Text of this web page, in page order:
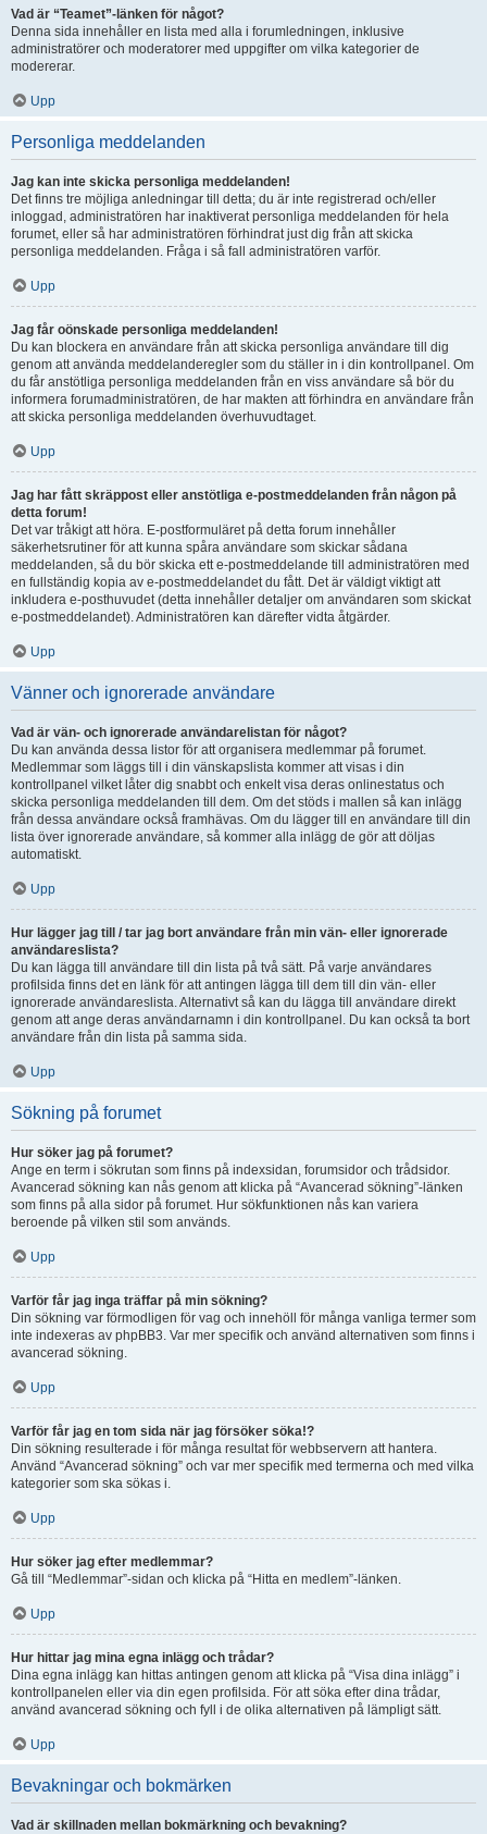
Vad är “Teamet”-länken för något?
Denna sida innehåller en lista med alla i forumledningen, inklusive
administratörer och moderatorer med uppgifter om vilka kategorier de
modererar.
Upp
Personliga meddelanden
Jag kan inte skicka personliga meddelanden!
Det finns tre möjliga anledningar till detta; du är inte registrerad och/eller
inloggad, administratören har inaktiverat personliga meddelanden för hela
forumet, eller så har administratören förhindrat just dig från att skicka
personliga meddelanden. Fråga i så fall administratören varför.
Upp
Jag får oönskade personliga meddelanden!
Du kan blockera en användare från att skicka personliga användare till dig
genom att använda meddelanderegler som du ställer in i din kontrollpanel. Om
du får anstötliga personliga meddelanden från en viss användare så bör du
informera forumadministratören, de har makten att förhindra en användare från
att skicka personliga meddelanden överhuvudtaget.
Upp
Jag har fått skräppost eller anstötliga e-postmeddelanden från någon på
detta forum!
Det var tråkigt att höra. E-postformuläret på detta forum innehåller
säkerhetsrutiner för att kunna spåra användare som skickar sådana
meddelanden, så du bör skicka ett e-postmeddelande till administratören med
en fullständig kopia av e-postmeddelandet du fått. Det är väldigt viktigt att
inkludera e-posthuvudet (detta innehåller detaljer om användaren som skickat
e-postmeddelandet). Administratören kan därefter vidta åtgärder.
Upp
Vänner och ignorerade användare
Vad är vän- och ignorerade användarelistan för något?
Du kan använda dessa listor för att organisera medlemmar på forumet.
Medlemmar som läggs till i din vänskapslista kommer att visas i din
kontrollpanel vilket låter dig snabbt och enkelt visa deras onlinestatus och
skicka personliga meddelanden till dem. Om det stöds i mallen så kan inlägg
från dessa användare också framhävas. Om du lägger till en användare till din
lista över ignorerade användare, så kommer alla inlägg de gör att döljas
automatiskt.
Upp
Hur lägger jag till / tar jag bort användare från min vän- eller ignorerade
användareslista?
Du kan lägga till användare till din lista på två sätt. På varje användares
profilsida finns det en länk för att antingen lägga till dem till din vän- eller
ignorerade användareslista. Alternativt så kan du lägga till användare direkt
genom att ange deras användarnamn i din kontrollpanel. Du kan också ta bort
användare från din lista på samma sida.
Upp
Sökning på forumet
Hur söker jag på forumet?
Ange en term i sökrutan som finns på indexsidan, forumsidor och trådsidor.
Avancerad sökning kan nås genom att klicka på “Avancerad sökning”-länken
som finns på alla sidor på forumet. Hur sökfunktionen nås kan variera
beroende på vilken stil som används.
Upp
Varför får jag inga träffar på min sökning?
Din sökning var förmodligen för vag och innehöll för många vanliga termer som
inte indexeras av phpBB3. Var mer specifik och använd alternativen som finns i
avancerad sökning.
Upp
Varför får jag en tom sida när jag försöker söka!?
Din sökning resulterade i för många resultat för webbservern att hantera.
Använd “Avancerad sökning” och var mer specifik med termerna och med vilka
kategorier som ska sökas i.
Upp
Hur söker jag efter medlemmar?
Gå till “Medlemmar”-sidan och klicka på “Hitta en medlem”-länken.
Upp
Hur hittar jag mina egna inlägg och trådar?
Dina egna inlägg kan hittas antingen genom att klicka på “Visa dina inlägg” i
kontrollpanelen eller via din egen profilsida. För att söka efter dina trådar,
använd avancerad sökning och fyll i de olika alternativen på lämpligt sätt.
Upp
Bevakningar och bokmärken
Vad är skillnaden mellan bokmärkning och bevakning?